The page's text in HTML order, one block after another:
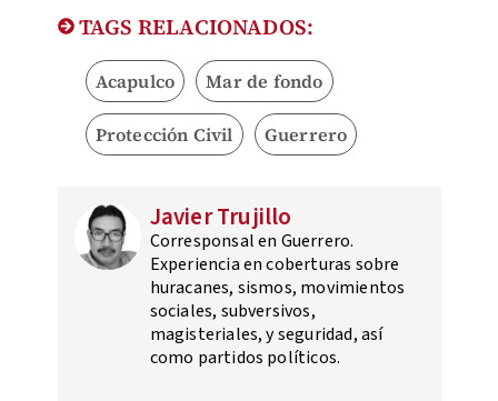
TAGS RELACIONADOS:
Acapulco Mar de fondo
Protección Civil Guerrero
Javier Trujillo
Corresponsal en Guerrero.
Experiencia en coberturas sobre
huracanes, sismos, movimientos
sociales, subversivos,
magisteriales, y seguridad, así
como partidos políticos.